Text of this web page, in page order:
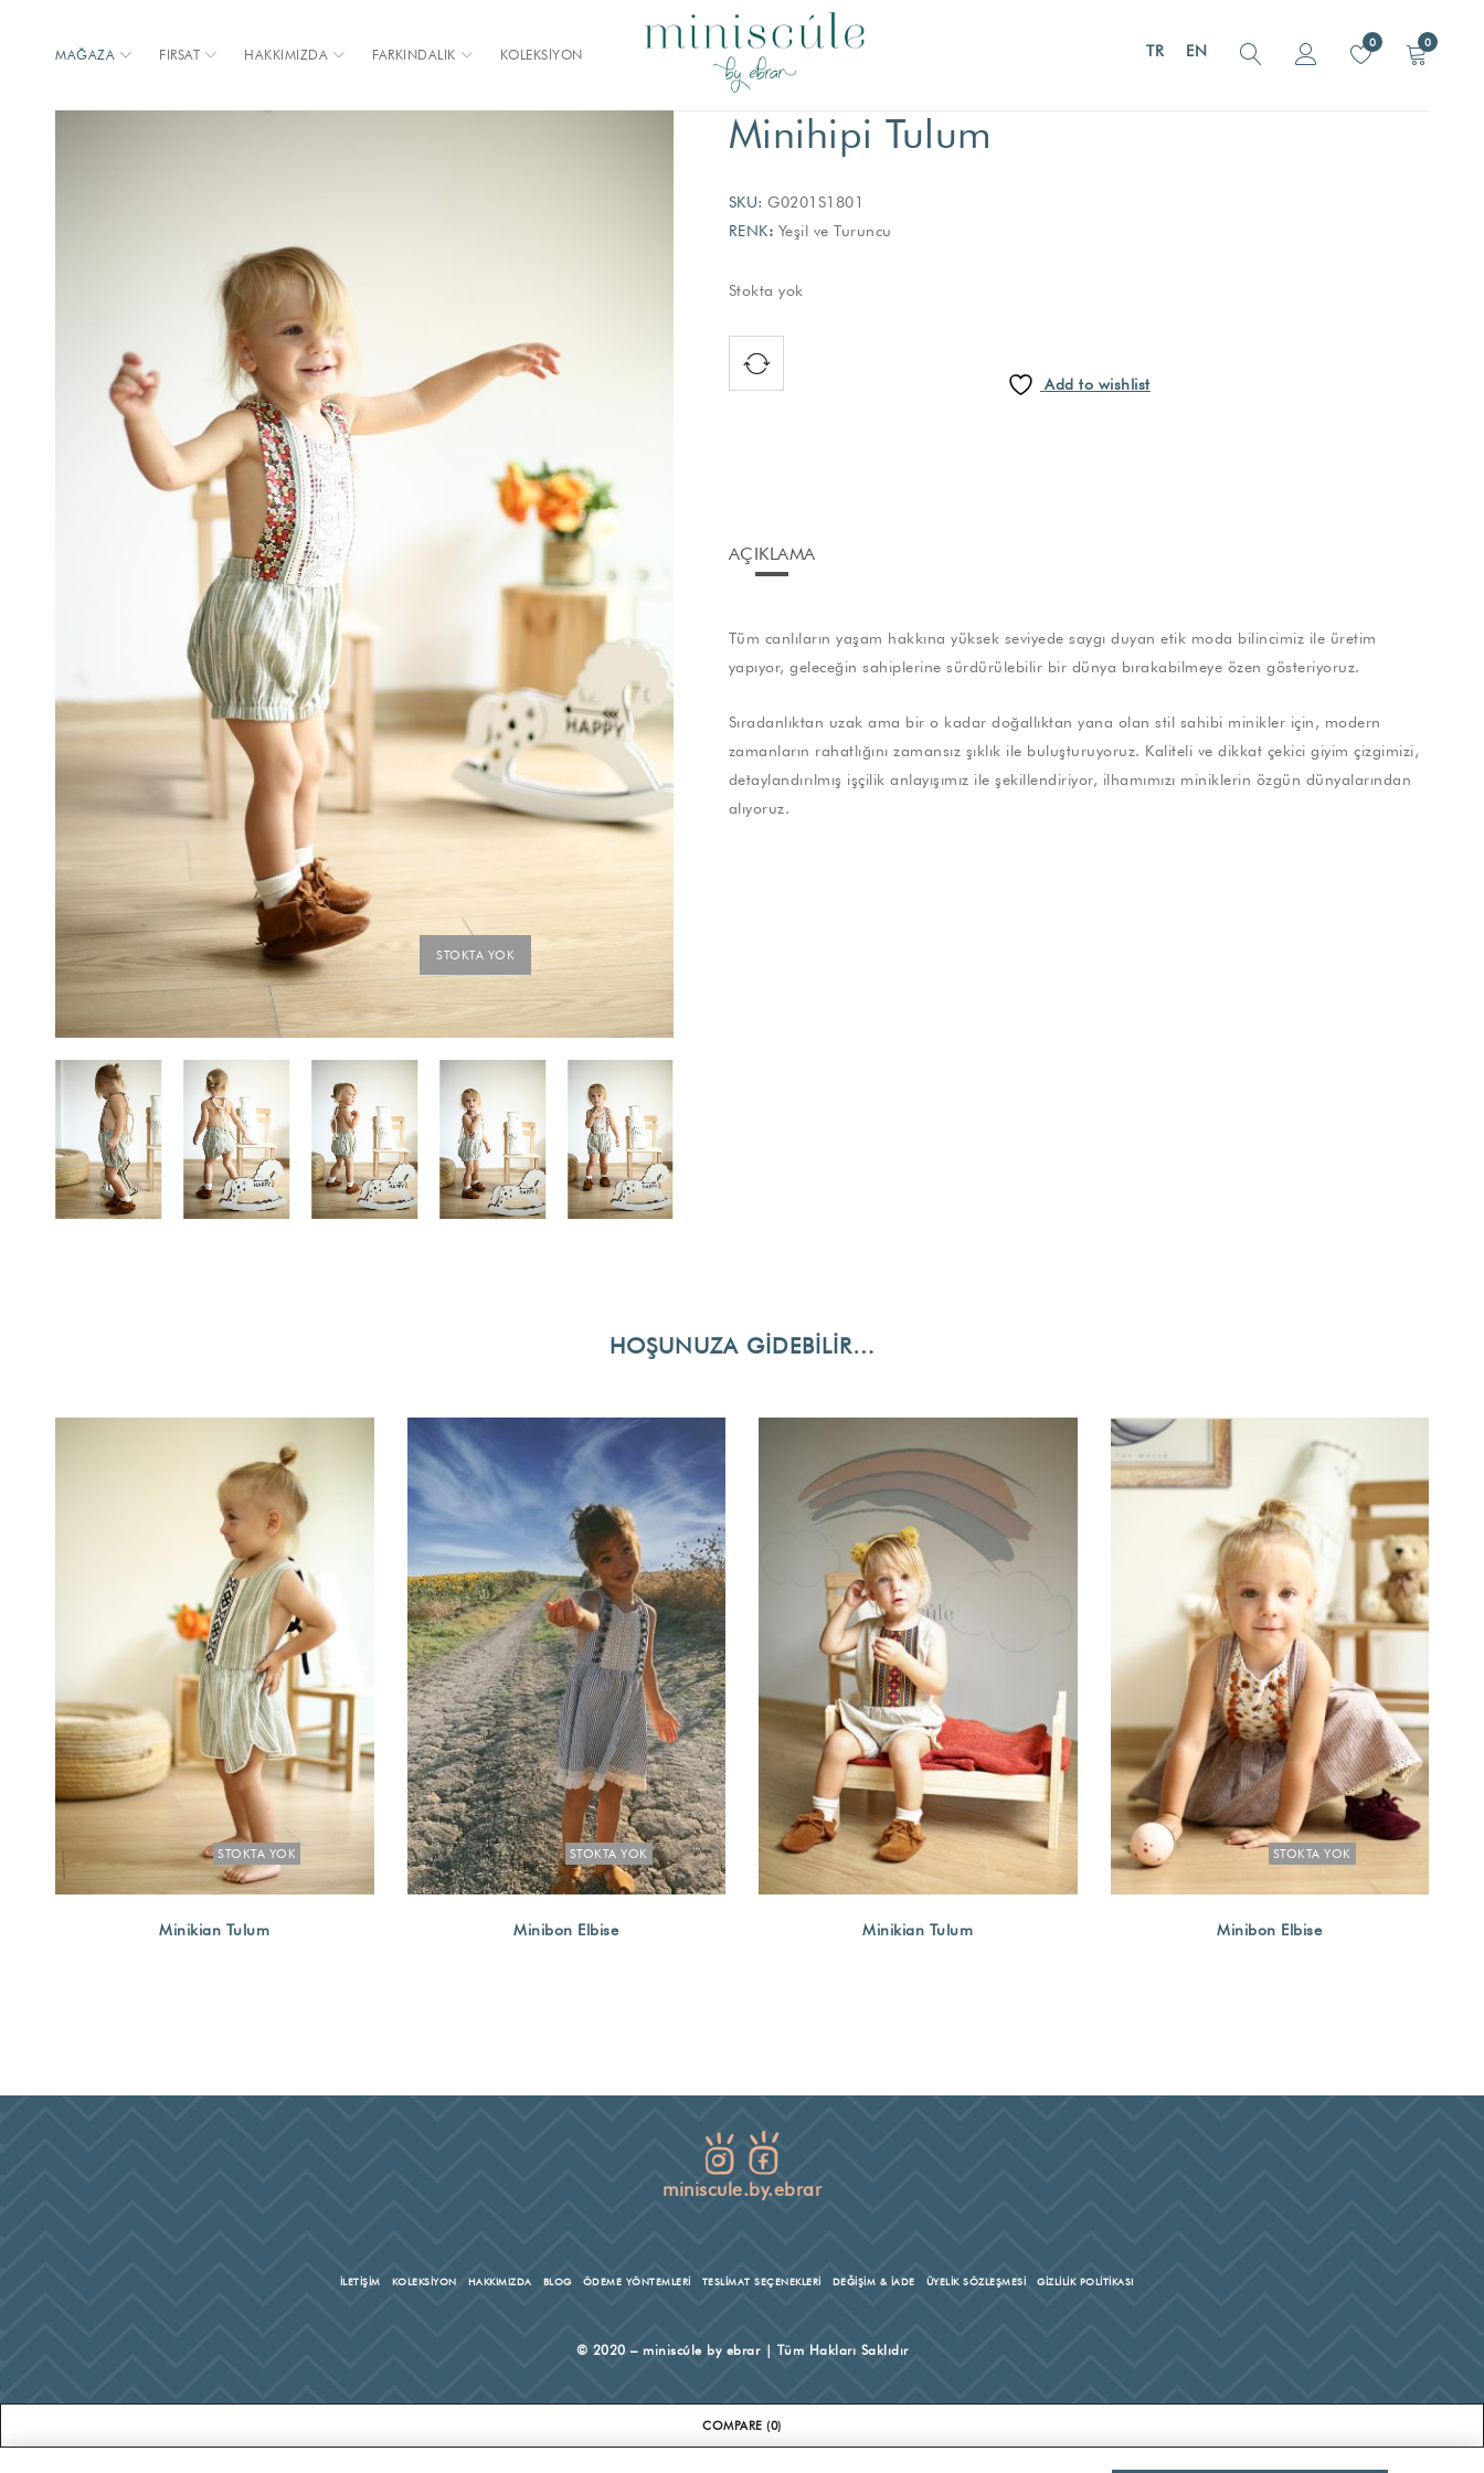
MAĞAZA FIRSAT HAKKIMIZDA FARKINDALIK KOLEKSİYON
0
0
TR EN
STOKTA YOK
Minihipi Tulum
SKU:G0201S1801
RENK: Yeşil ve Turuncu
Stokta yok
Add to wishlist
AÇIKLAMA
Tüm canlıların yaşam hakkına yüksek seviyede saygı duyan etik moda bilincimiz ile üretim
yapıyor, geleceğin sahiplerine sürdürülebilir bir dünya bırakabilmeye özen gösteriyoruz.
Sıradanlıktan uzak ama bir o kadar doğallıktan yana olan stil sahibi minikler için, modern
zamanların rahatlığını zamansız şıklık ile buluşturuyoruz. Kaliteli ve dikkat çekici giyim çizgimizi,
detaylandırılmış işçilik anlayışımız ile şekillendiriyor, ilhamımızı miniklerin özgün dünyalarından
alıyoruz.
HOŞUNUZA GIDEBILIR…
STOKTA YOK
Minikian Tulum
STOKTA YOK
Minibon Elbise Minikian Tulum
STOKTA YOK
Minibon Elbise
miniscule.by.ebrar
İLETİŞİM KOLEKSİYON HAKKIMIZDA BLOG ÖDEME YÖNTEMLERİ TESLİMAT SEÇENEKLERİ DEĞİŞİM & İADE ÜYELİK SÖZLEŞMESİ GİZLİLİK POLİTİKASI
© 2020 – miniscúle by ebrar | Tüm Hakları Saklıdır
COMPARE (0)